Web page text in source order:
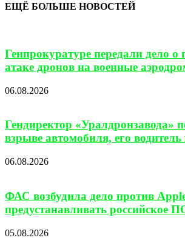
ЕЩЁ БОЛЬШЕ НОВОСТЕЙ
Генпрокуратуре передали дело о
атаке дронов на военные
06.08.2026
Гендиректор «Уралдронзавода»
взрыве автомобиля, его водитель
06.08.2026
ФАС возбудила дело против
предустанавливать российское
05.08.2026